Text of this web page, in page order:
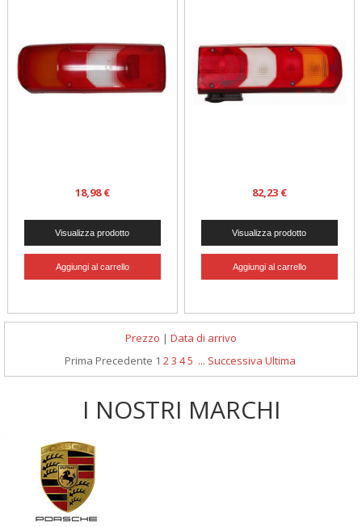
18,98 € 82,23 €
Prezzo | Data di arrivo
Prima Precedente 1 23 45 ... Successiva Ultima
I NOSTRI MARCHI